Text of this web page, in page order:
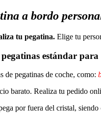
a bordo
tu pegatina. Elige tu
pegatinas estándar para
de pegatinas de coche, como:
barato. Realiza tu pedido
por fuera del cristal,